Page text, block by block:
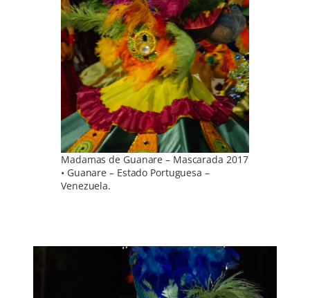
Madamas de Guanare – Mascarada 2017
• Guanare – Estado Portuguesa –
Venezuela.